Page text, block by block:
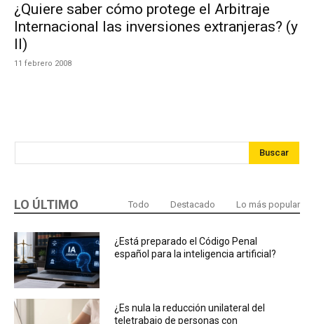
¿Quiere saber cómo protege el Arbitraje
Internacional las inversiones extranjeras? (y
II)
11 febrero 2008
Buscar
LO ÚLTIMO Todo Destacado Lo más popular
¿Está preparado el Código Penal
español para la inteligencia artificial?
¿Es nula la reducción unilateral del
teletrabajo de personas con